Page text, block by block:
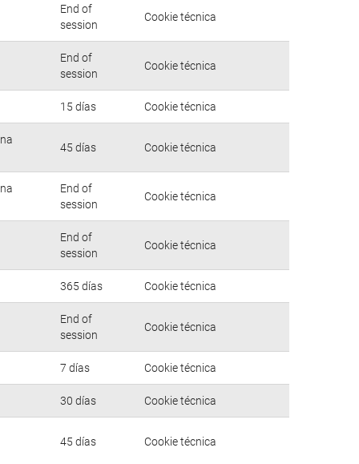
End of
session
Cookie técnica
End of
session
Cookie técnica
15 días Cookie técnica
45 días Cookie técnica
End of
session
Cookie técnica
End of
session
Cookie técnica
365 días Cookie técnica
End of
session
Cookie técnica
7 días Cookie técnica
30 días Cookie técnica
45 días Cookie técnica